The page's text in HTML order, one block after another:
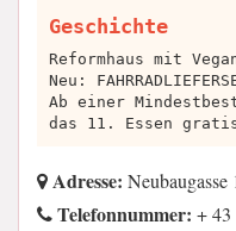
Geschichte
Reformhaus mit
Neu:
Ab einer
das 11. Essen
Adresse:
Telefonnummer: + 43